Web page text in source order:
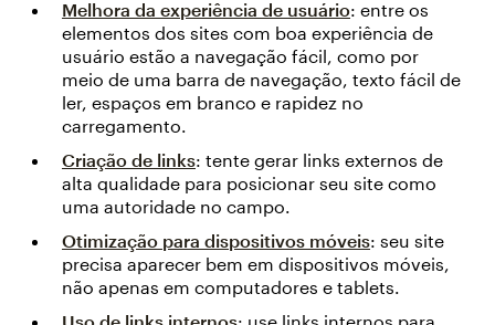
Melhora da experiência de usuário: entre os
elementos dos sites com boa experiência de
usuário estão a navegação fácil, como por
meio de uma barra de navegação, texto fácil de
ler, espaços em branco e rapidez no
carregamento.
Criação de links: tente gerar links externos de
alta qualidade para posicionar seu site como
uma autoridade no campo.
Otimização para dispositivos móveis: seu site
precisa aparecer bem em dispositivos móveis,
não apenas em computadores e tablets.